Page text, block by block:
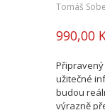
Tomáš
990,00
užitečné
budou
výrazně